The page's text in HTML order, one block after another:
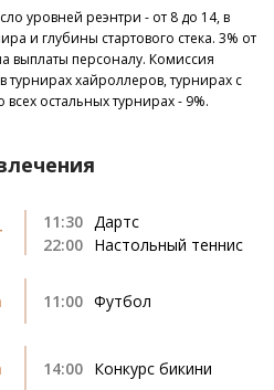
уровней реэнтри - от 8 до 14, в
и глубины стартового стека. 3% от
выплаты персоналу. Комиссия
турнирах хайроллеров, турнирах с
всех остальных турнирах - 9%.
11:30 Дартс
22:00 Настольный теннис
11:00 Футбол
14:00 Конкурс бикини